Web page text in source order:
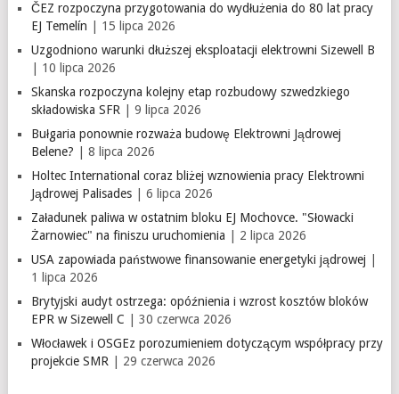
ČEZ rozpoczyna przygotowania do wydłużenia do 80 lat pracy
EJ Temelín | 15 lipca 2026
Uzgodniono warunki dłuższej eksploatacji elektrowni Sizewell B
| 10 lipca 2026
Skanska rozpoczyna kolejny etap rozbudowy szwedzkiego
składowiska SFR| 9 lipca 2026
Bułgaria ponownie rozważa budowę Elektrowni Jądrowej
Belene? | 8 lipca 2026
Holtec International coraz bliżej wznowienia pracy Elektrowni
Jądrowej Palisades| 6 lipca 2026
Załadunek paliwa w ostatnim bloku EJ Mochovce. "Słowacki
Żarnowiec" na finiszu uruchomienia | 2 lipca 2026
USA zapowiada państwowe finansowanie energetyki jądrowej
1 lipca 2026
Brytyjski audyt ostrzega: opóźnienia i wzrost kosztów bloków
EPR w Sizewell C | 30 czerwca 2026
Włocławek i OSGEz porozumieniem dotyczącym współpracy przy
projekcie SMR| 29 czerwca 2026